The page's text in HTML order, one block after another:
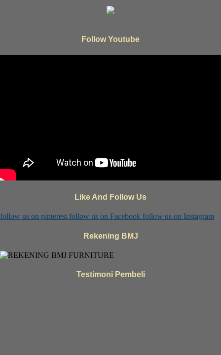
Follow Youtube
Like And Follow Us
follow us on pinterest follow us on Facebook follow us on Instagram
Rekening BMJ
Testimoni Pembeli